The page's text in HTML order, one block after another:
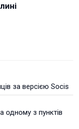
за версією Socis
одному з пунктів